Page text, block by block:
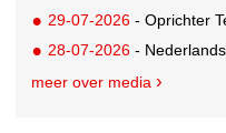
29-07-2026 - Oprichter
28-07-2026 - Nederlandse
meer over media